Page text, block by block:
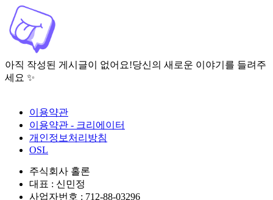
아직 작성된 게시글이 없어요!당신의 새로운 이야기를 들려주
세요 ✨
이용약관
이용약관 - 크리에이터
개인정보처리방침
OSL
주식회사 홀론
대표 : 신민정
사업자번호 : 712-88-03296